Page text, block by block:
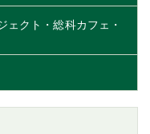
ェクト・総科カフェ・